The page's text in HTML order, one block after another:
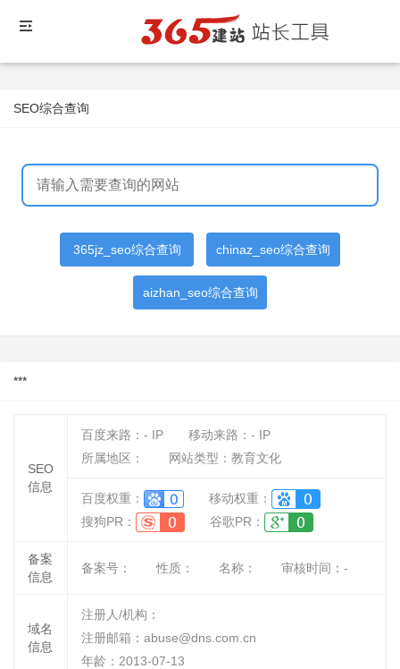
SEO综合查询
365jz_seo综合查询 chinaz_seo综合查询
aizhan_seo综合查询
***
SEO
信息
百度来路： - IP 移动来路： - IP
所属地区：
网站类型：教育文化
百度权重：
移动权重：
搜狗PR：
谷歌PR：
备案
信息
备案号： 性质： 名称： 审核时间： -
域名
信息
注册人/机构：
注册邮箱：abuse@dns.com.cn
年龄：2013-07-13